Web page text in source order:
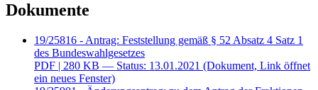
Dokumente
19/25816 - Antrag: Feststellung gemäß § 52 Absatz 4 Satz 1
des Bundeswahlgesetzes
PDF | 280 KB — Status: 13.01.2021 (Dokument, Link öffnet
ein neues Fenster)